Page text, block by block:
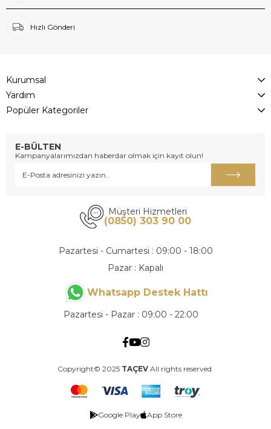
Hızlı Gönderi
Kurumsal
Yardım
Popüler Kategoriler
E-BÜLTEN
Kampanyalarımızdan haberdar olmak için kayıt olun!
Müşteri Hizmetleri
(0850) 303 90 00
Pazartesi - Cumartesi : 09:00 - 18:00
Pazar : Kapalı
Whatsapp Destek Hattı
Pazartesi - Pazar : 09:00 - 22:00
Copyright© 2025 TAÇEV All rights reserved.
Google Play App Store